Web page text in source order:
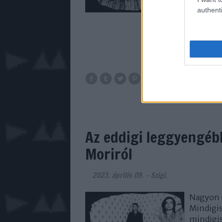
Az eddigi
Moriról
2023. április 09. - Szigi.
Nagyon